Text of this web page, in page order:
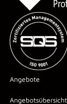
Angebote
Angebotsübersicht